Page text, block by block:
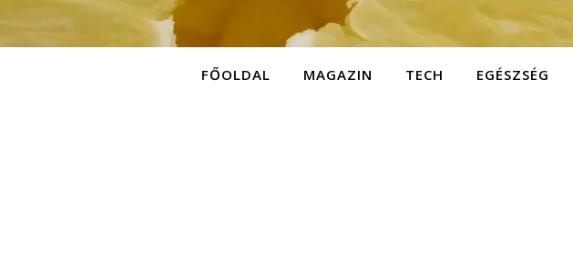
FŐOLDAL MAGAZIN TECH EGÉSZSÉG